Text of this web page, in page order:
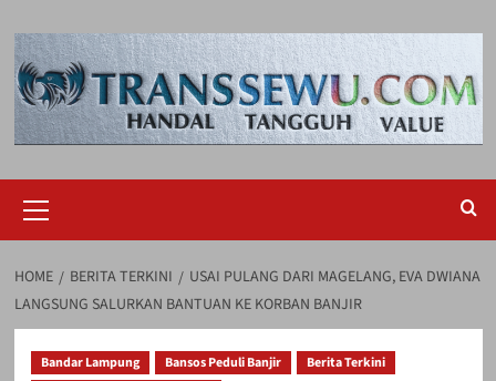
to
content
Menu
HOME BERITA TERKINI
USAI PULANG DARI MAGELANG, EVA DWIANA
LANGSUNG SALURKAN BANTUAN KE KORBAN BANJIR
Bandar Lampung Bansos Peduli Banjir
Berita Terkini